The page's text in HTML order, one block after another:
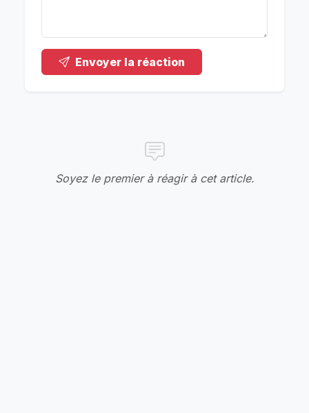
Envoyer la réaction
Soyez le premier à réagir à cet article.